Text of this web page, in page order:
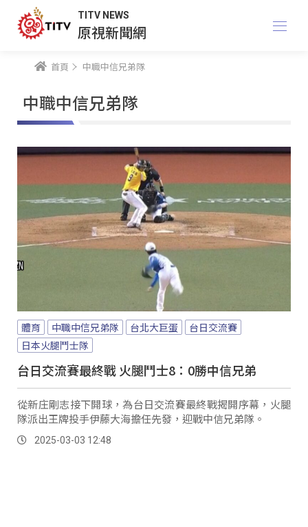
TITV NEWS
原視新聞網
首頁 中職中信兄弟隊
中職中信兄弟隊
體育 中職中信兄弟隊 台北大巨蛋
台日交流賽
日本火腿鬥士隊
台日交流賽最終戰 火腿鬥士8：0勝中信兄弟
從新庄剛志接下開球，為台日交流賽最終戰揭開序幕，火腿
隊派出王牌投手伊藤大海擔任先發，迎戰中信兄弟隊。
2025-03-03 12:48